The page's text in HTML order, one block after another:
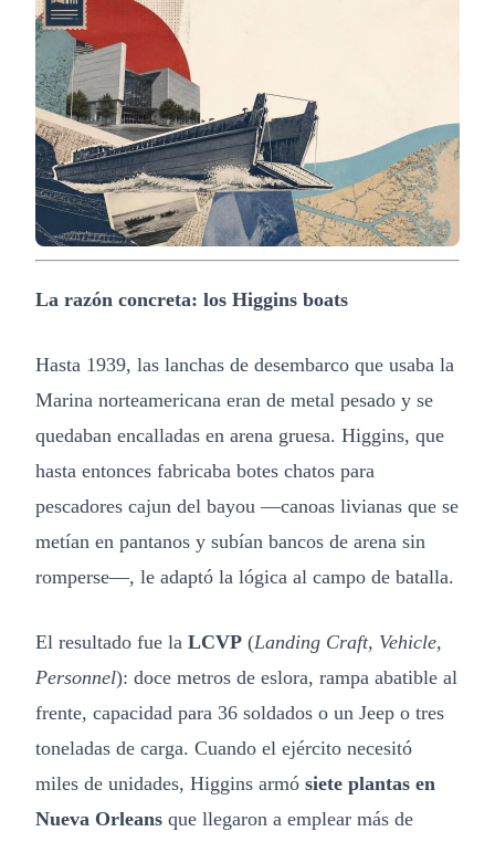
La razón concreta: los Higgins boats
Hasta 1939, las lanchas de desembarco que usaba la
Marina norteamericana eran de metal pesado y se
quedaban encalladas en arena gruesa. Higgins, que
hasta entonces fabricaba botes chatos para
pescadores cajun del bayou —canoas livianas que se
metían en pantanos y subían bancos de arena sin
romperse—, le adaptó la lógica al campo de batalla.
El resultado fue la LCVP (Landing Craft, Vehicle,
Personnel): doce metros de eslora, rampa abatible al
frente, capacidad para 36 soldados o un Jeep o tres
toneladas de carga. Cuando el ejército necesitó
miles de unidades, Higgins armó siete plantas en
Nueva Orleans que llegaron a emplear más de